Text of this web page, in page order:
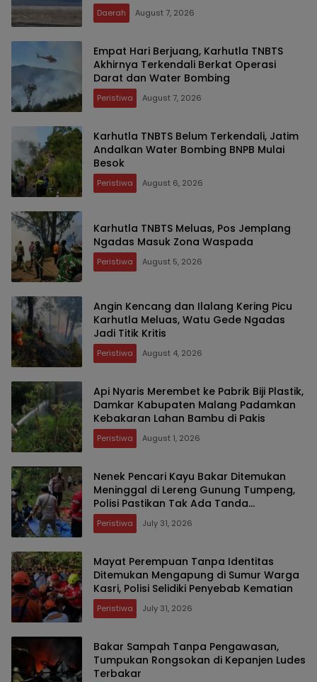
Daerah August 7, 2026
Empat Hari Berjuang, Karhutla TNBTS
Akhirnya Terkendali Berkat Operasi
Darat dan Water Bombing
Peristiwa August 7, 2026
Karhutla TNBTS Belum Terkendali, Jatim
Andalkan Water Bombing BNPB Mulai
Besok
Peristiwa August 6, 2026
Karhutla TNBTS Meluas, Pos Jemplang
Ngadas Masuk Zona Waspada
Peristiwa August 5, 2026
Angin Kencang dan Ilalang Kering Picu
Karhutla Meluas, Watu Gede Ngadas
Jadi Titik Kritis
Peristiwa August 4, 2026
Api Nyaris Merembet ke Pabrik Biji Plastik,
Damkar Kabupaten Malang Padamkan
Kebakaran Lahan Bambu di Pakis
Peristiwa August 1, 2026
Nenek Pencari Kayu Bakar Ditemukan
Meninggal di Lereng Gunung Tumpeng,
Polisi Pastikan Tak Ada Tanda
Kekerasan
Peristiwa July 31, 2026
Mayat Perempuan Tanpa Identitas
Ditemukan Mengapung di Sumur Warga
Kasri, Polisi Selidiki Penyebab Kematian
Peristiwa July 31, 2026
Bakar Sampah Tanpa Pengawasan,
Tumpukan Rongsokan di Kepanjen Ludes
Terbakar